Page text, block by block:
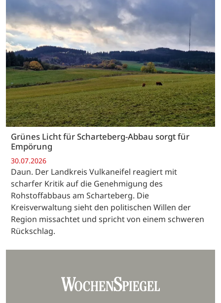
Grünes Licht für Scharteberg-Abbau sorgt für
Empörung
30.07.2026
Daun. Der Landkreis Vulkaneifel reagiert mit
scharfer Kritik auf die Genehmigung des
Rohstoffabbaus am Scharteberg. Die
Kreisverwaltung sieht den politischen Willen der
Region missachtet und spricht von einem schweren
Rückschlag.